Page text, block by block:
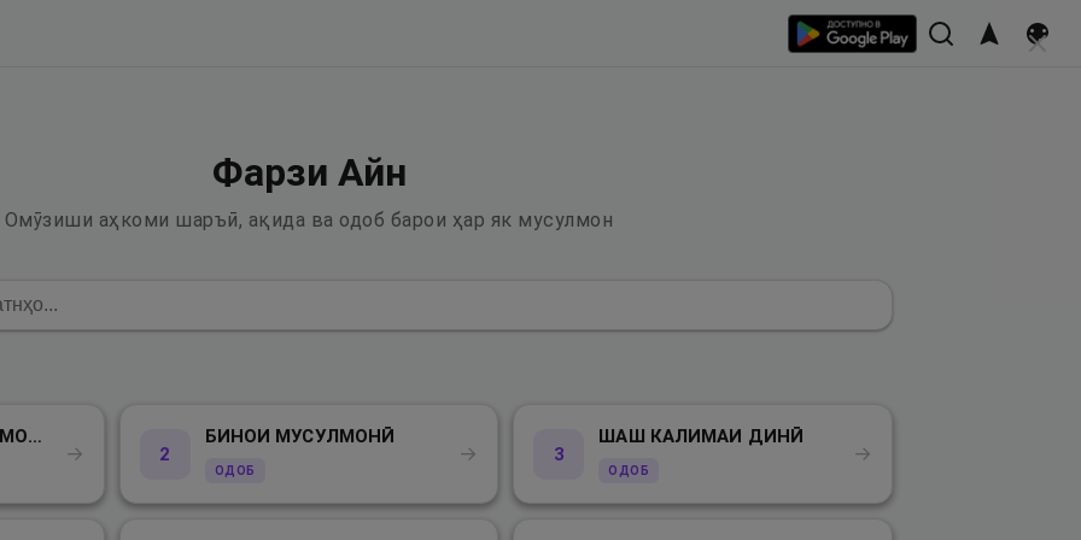
Фарзи Айн
Омӯзиши аҳкоми шаръӣ, ақида ва одоб барои ҳар як мусулмон
БИСМИЛЛОҲИР РАҲМОНИР РАҲИМ
→ 2
БИНОИ МУСУЛМОНӢ
ОДОБ
→ 3
ШАШ КАЛИМАИ ДИНӢ
ОДОБ
→